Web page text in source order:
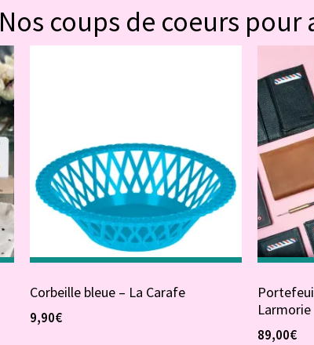
Nos coups de coeurs pour
Corbeille bleue – La Carafe
9,90€
Larmorie
89,00€